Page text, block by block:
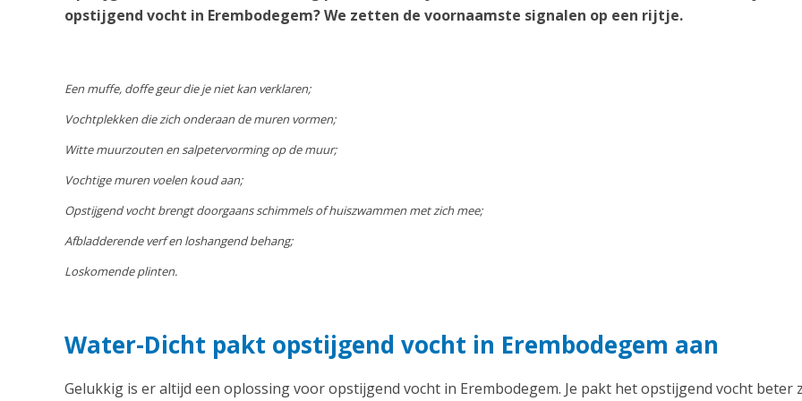
opstijgend vocht in Erembodegem? We zetten de voornaamste signalen op een rijtje.
Een muffe, doffe geur die je niet kan verklaren;
Vochtplekken die zich onderaan de muren vormen;
Witte muurzouten en salpetervorming op de muur;
Vochtige muren voelen koud aan;
Opstijgend vocht brengt doorgaans schimmels of huiszwammen met zich mee;
Afbladderende verf en loshangend behang;
Loskomende plinten.
Water-Dicht pakt opstijgend vocht in Erembodegem aan
Gelukkig is er altijd een oplossing voor opstijgend vocht in Erembodegem. Je pakt het opstijgend vocht beter